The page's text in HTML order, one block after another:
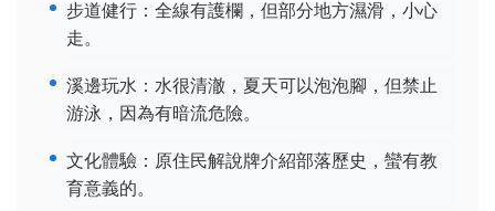
步道健行：全線有護欄，但部分地方濕滑，小心
走。
溪邊玩水：水很清澈，夏天可以泡泡腳，但禁止
游泳，因為有暗流危險。
文化體驗：原住民解說牌介紹部落歷史，蠻有教
育意義的。